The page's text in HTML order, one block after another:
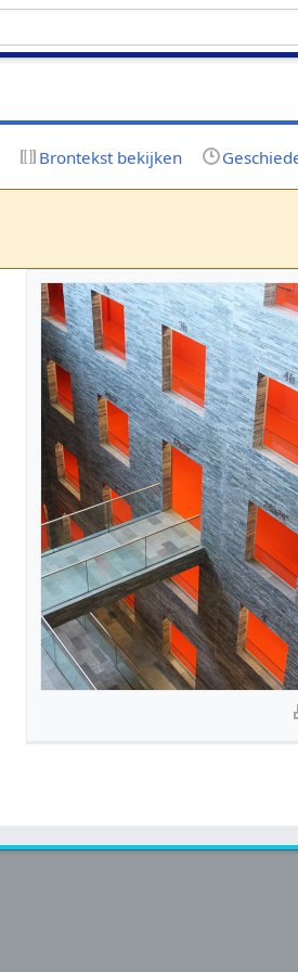
Brontekst bekijken